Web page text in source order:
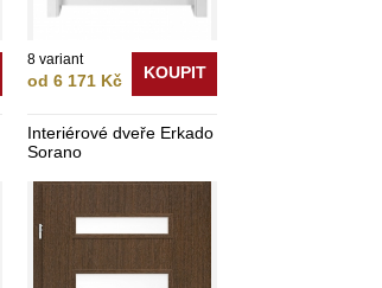
8 variant
od 6 171 Kč KOUPIT
Interiérové dveře Erkado
Sorano